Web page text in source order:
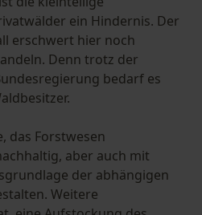
ein Hindernis. Der
erschwert hier noch
Denn trotz der
bedarf es
das Forstwesen
aber auch mit
der abhängigen
Weitere
Analytics
Web Analytics Tool
Tracking